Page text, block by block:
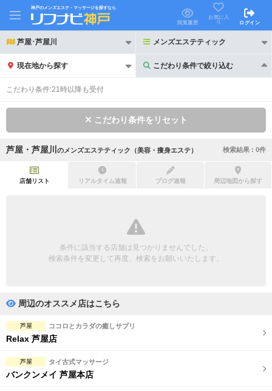
神戸のメンズエステ・マッサージを探すなら
閲覧履歴
お気に入
り
ログイン
芦屋･芦屋川 メンズエステティック
現在地から探す こだわり条件で絞り込む
こだわり条件で絞り込む
初回割引あり リピーター割引あり
団体様歓迎
ペアルームあり
フットバスあり
日本人スタッフのみ
こだわり条件:21時以降も受付
こだわり条件をリセット
芦屋・芦屋川 の メンズエステティック（美容・痩身エステ） 検索結果 : 0件
店舗リスト リアルタイム速報 ブログ速報 周辺地図から探す
条件に該当する店舗は見つかりませんでした。
検索条件を変更して再度、検索をお願いいたします。
周辺のオススメ店はこちら
芦屋 ココロとカラダの癒しサプリ
Relax 芦屋店
芦屋 タイ古式マッサージ
バンクンメイ 芦屋本店